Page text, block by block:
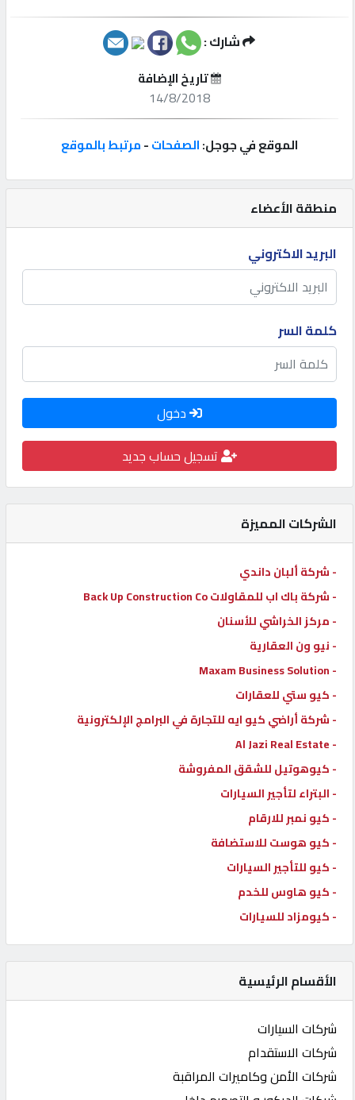
إبحث
إعلانات
المنتدى
كيو
مزاد
كيو
نمبر
كارز
كيو
ماركت
القطري
POWERED
QHOST
منطقة الأعضاء
البريد الاكتروني
كلمة السر
دخول
تسجيل حساب جديد
الشركات المميزة
- شركة ألبان داندي
- شركة باك اب للمقاولات Back Up Construction Co
- مركز الخراشي للأسنان
- نيو ون العقارية
- Maxam Business Solution
- كيو ستي للعقارات
- شركة أراضي كيو ايه للتجارة في البرامج الإلكترونية
- Al Jazi Real Estate
- كيوهوتيل للشقق المفروشة
- البتراء لتأجير السيارات
- كيو نمبر للارقام
- كيو هوست للاستضافة
- كيو للتأجير السيارات
- كيو هاوس للخدم
- كيومزاد للسيارات
الأقسام الرئيسية
شركات السيارات
شركات الاستقدام
شركات الأمن وكاميرات المراقبة
شارك :
تاريخ الإضافة
14/8/2018
الموقع في جوجل:الصفحات-مرتبط بالموقع